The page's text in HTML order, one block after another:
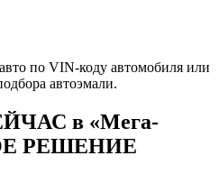
по VIN-коду автомобиля или
автоэмали.
в «Мега-
РЕШЕНИЕ